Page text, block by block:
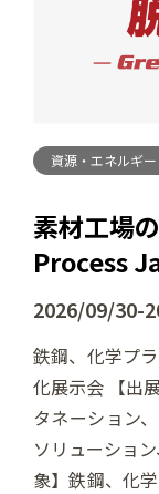
資源・エネルギー
素材工場
Process
2026/09/
鉄鋼、化学プ
化展示会 【出
タネーション
ソリューショ
象】鉄鋼、化